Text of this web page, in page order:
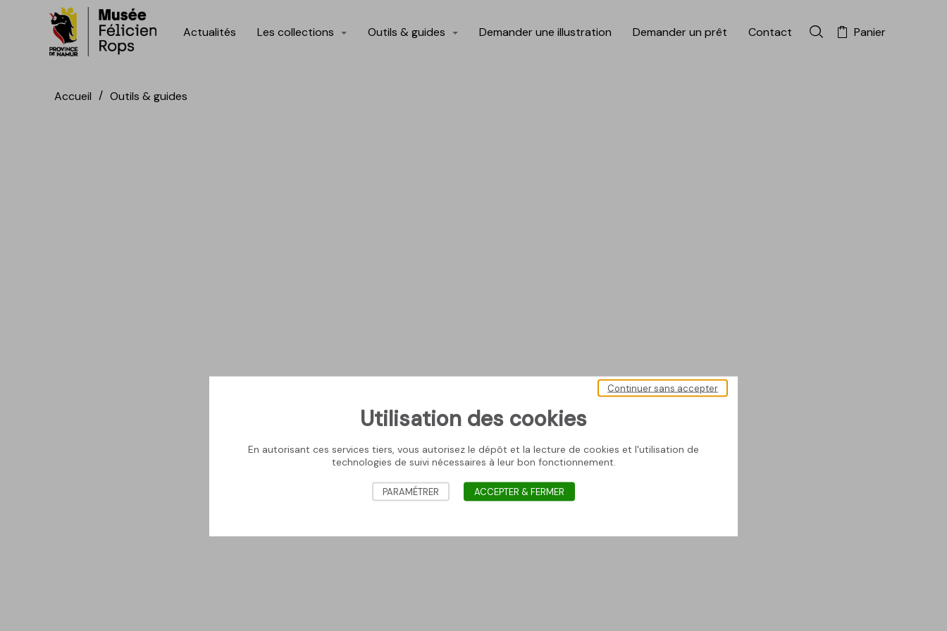
Accèder directement au contenu
Accèder directement au contenu
Actualités Les collections Outils & guides Demander une illustration Demander un prêt Contact Rechercher dans la
Panier
Accueil Outils & guides
Utilisation des cookies
En autorisant ces services tiers, vous autorisez le dépôt et la lecture de cookies et l'utilisation de
technologies de suivi nécessaires à leur bon fonctionnement.
Continuer sans accepter
PARAMÉTRER ACCEPTER & FERMER